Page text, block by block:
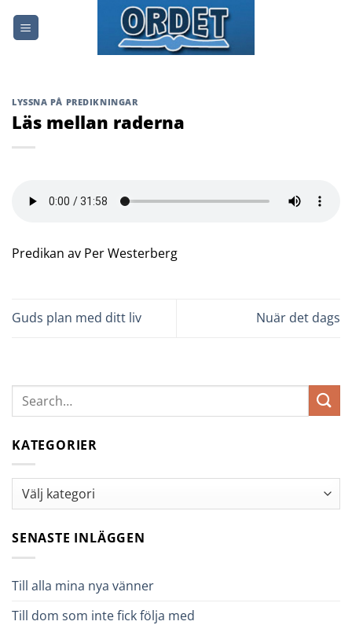
LYSSNA PÅ PREDIKNINGAR
Läs mellan raderna
Predikan av Per Westerberg
Guds plan med ditt liv Nuär det dags
KATEGORIER
Kategorier
SENASTE INLÄGGEN
Till alla mina nya vänner
Till dom som inte fick följa med